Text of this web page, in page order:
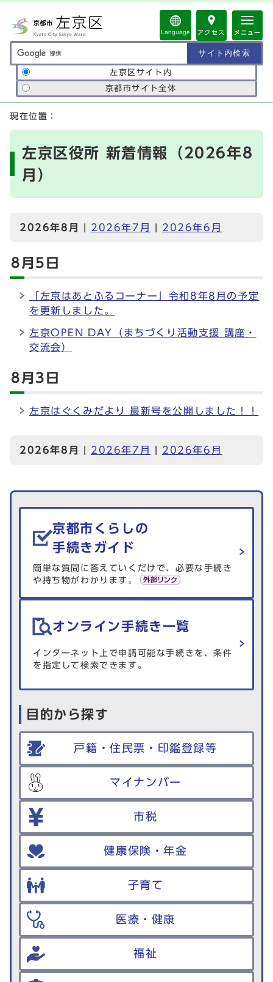
Language アクセス メニュー
サイト内検索の範囲
左京区サイト内
京都市サイト全体
ここから本文です
現在位置：
左京区役所 新着情報（2026年8
月）
2026年8月 2026年7月 2026年6月
8月5日
「左京はあとふるコーナー」令和8年8月の予定
を更新しました。
左京OPEN DAY（まちづくり活動支援 講座・
交流会）
8月3日
左京はぐくみだより 最新号を公開しました！！
2026年8月 2026年7月 2026年6月
生活情報を探す
京都市くらしの
手続きガイド
簡単な質問に答えていくだけで、必要な手続き
や持ち物がわかります。
オンライン手続き一覧
インターネット上で申請可能な手続きを、条件
を指定して検索できます。
目的から探す
戸籍・住民票・印鑑登録等
マイナンバー
市税
健康保険・年金
子育て
医療・健康
福祉